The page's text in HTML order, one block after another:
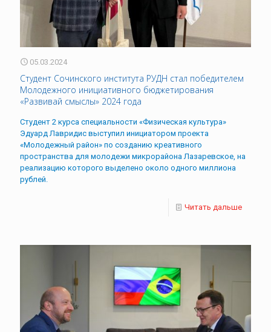
05.03.2024
Студент Сочинского института РУДН стал победителем
Молодежного инициативного бюджетирования
«Развивай смыслы» 2024 года
Студент 2 курса специальности «Физическая культура»
Эдуард Лавридис выступил инициатором проекта
«Молодежный район» по созданию креативного
пространства для молодежи микрорайона Лазаревское, на
реализацию которого выделено около одного миллиона
рублей.
Читать дальше